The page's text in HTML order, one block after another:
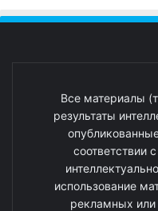
Все материалы
результаты
соответствии
использование
рекламных или